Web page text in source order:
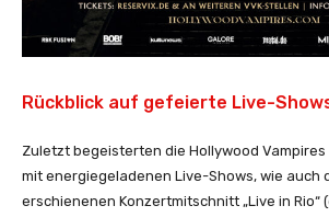
Rückblick auf gefeierte Live-
Zuletzt begeisterten die Hollywood
mit energiegeladenen Live-Shows, wie auch
erschienenen Konzertmitschnitt „Live in Rio“